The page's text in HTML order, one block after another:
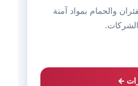
والحمام بمواد آمنة
←